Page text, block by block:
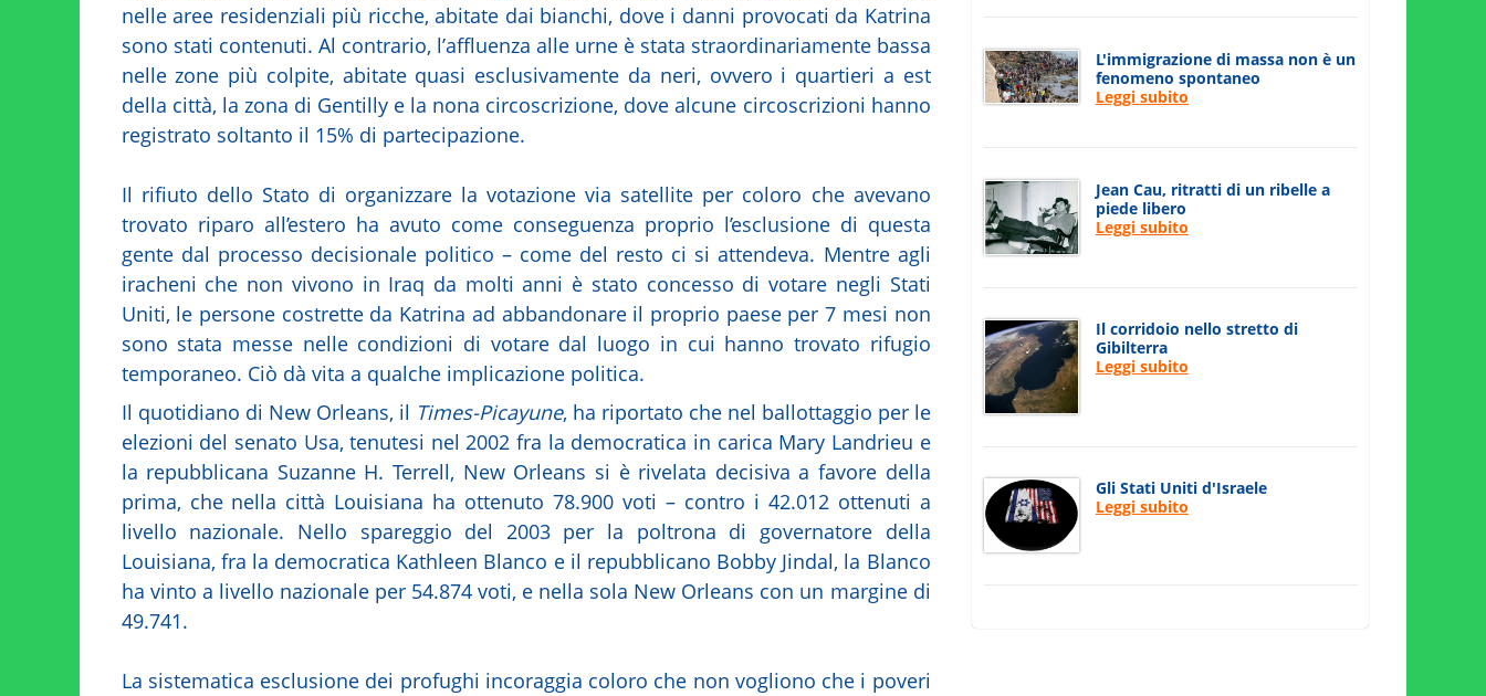
nelle aree residenziali più ricche, abitate dai bianchi, dove i danni provocati da Katrina
sono stati contenuti. Al contrario, l’affluenza alle urne è stata straordinariamente bassa
nelle zone più colpite, abitate quasi esclusivamente da neri, ovvero i quartieri a est
della città, la zona di Gentilly e la nona circoscrizione, dove alcune circoscrizioni hanno
registrato soltanto il 15% di partecipazione.
Il rifiuto dello Stato di organizzare la votazione via satellite per coloro che avevano
trovato riparo all’estero ha avuto come conseguenza proprio l’esclusione di questa
gente dal processo decisionale politico – come del resto ci si attendeva. Mentre agli
iracheni che non vivono in Iraq da molti anni è stato concesso di votare negli Stati
Uniti, le persone costrette da Katrina ad abbandonare il proprio paese per 7 mesi non
sono stata messe nelle condizioni di votare dal luogo in cui hanno trovato rifugio
temporaneo. Ciò dà vita a qualche implicazione politica.
Il quotidiano di New Orleans, il Times-Picayune, ha riportato che nel ballottaggio per le
elezioni del senato Usa, tenutesi nel 2002 fra la democratica in carica Mary Landrieu e
la repubblicana Suzanne H. Terrell, New Orleans si è rivelata decisiva a favore della
prima, che nella città Louisiana ha ottenuto 78.900 voti – contro i 42.012 ottenuti a
livello nazionale. Nello spareggio del 2003 per la poltrona di governatore della
Louisiana, fra la democratica Kathleen Blanco e il repubblicano Bobby Jindal, la Blanco
ha vinto a livello nazionale per 54.874 voti, e nella sola New Orleans con un margine di
49.741.
La sistematica esclusione dei profughi incoraggia coloro che non vogliono che i poveri
L'immigrazione di massa non è un
fenomeno spontaneo
Leggi subito
Jean Cau, ritratti di un ribelle a
piede libero
Leggi subito
Il corridoio nello stretto di
Gibilterra
Leggi subito
Gli Stati Uniti d'Israele
Leggi subito